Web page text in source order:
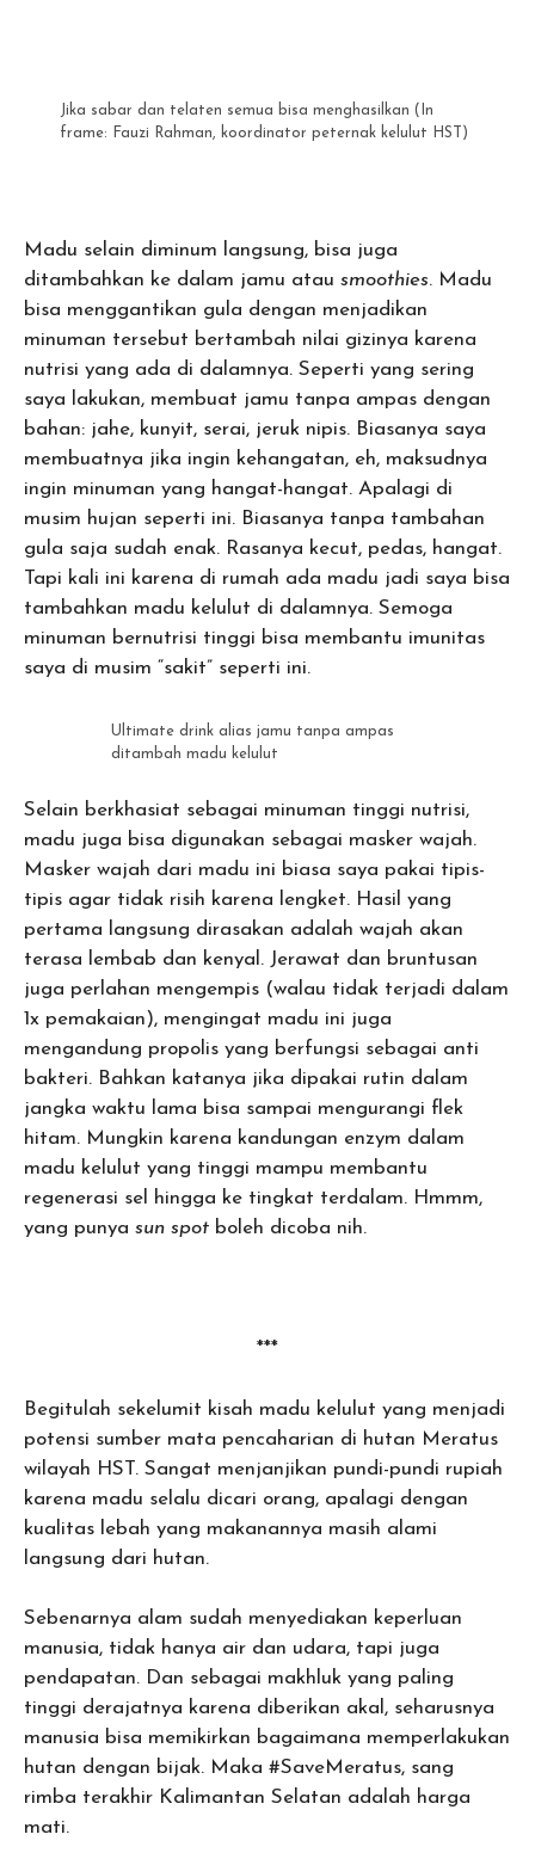
Jika sabar dan telaten semua bisa menghasilkan (In
frame: Fauzi Rahman, koordinator peternak kelulut HST)
Madu selain diminum langsung, bisa juga
ditambahkan ke dalam jamu atau smoothies. Madu
bisa menggantikan gula dengan menjadikan
minuman tersebut bertambah nilai gizinya karena
nutrisi yang ada di dalamnya. Seperti yang sering
saya lakukan, membuat jamu tanpa ampas dengan
bahan: jahe, kunyit, serai, jeruk nipis. Biasanya saya
membuatnya jika ingin kehangatan, eh, maksudnya
ingin minuman yang hangat-hangat. Apalagi di
musim hujan seperti ini. Biasanya tanpa tambahan
gula saja sudah enak. Rasanya kecut, pedas, hangat.
Tapi kali ini karena di rumah ada madu jadi saya bisa
tambahkan madu kelulut di dalamnya. Semoga
minuman bernutrisi tinggi bisa membantu imunitas
saya di musim “sakit” seperti ini.
Ultimate drink alias jamu tanpa ampas
ditambah madu kelulut
Selain berkhasiat sebagai minuman tinggi nutrisi,
madu juga bisa digunakan sebagai masker wajah.
Masker wajah dari madu ini biasa saya pakai tipis-
tipis agar tidak risih karena lengket. Hasil yang
pertama langsung dirasakan adalah wajah akan
terasa lembab dan kenyal. Jerawat dan bruntusan
juga perlahan mengempis (walau tidak terjadi dalam
1x pemakaian), mengingat madu ini juga
mengandung propolis yang berfungsi sebagai anti
bakteri. Bahkan katanya jika dipakai rutin dalam
jangka waktu lama bisa sampai mengurangi flek
hitam. Mungkin karena kandungan enzym dalam
madu kelulut yang tinggi mampu membantu
regenerasi sel hingga ke tingkat terdalam. Hmmm,
yang punya sun spot boleh dicoba nih.
***
Begitulah sekelumit kisah madu kelulut yang menjadi
potensi sumber mata pencaharian di hutan Meratus
wilayah HST. Sangat menjanjikan pundi-pundi rupiah
karena madu selalu dicari orang, apalagi dengan
kualitas lebah yang makanannya masih alami
langsung dari hutan.
Sebenarnya alam sudah menyediakan keperluan
manusia, tidak hanya air dan udara, tapi juga
pendapatan. Dan sebagai makhluk yang paling
tinggi derajatnya karena diberikan akal, seharusnya
manusia bisa memikirkan bagaimana memperlakukan
hutan dengan bijak. Maka #SaveMeratus, sang
rimba terakhir Kalimantan Selatan adalah harga
mati.